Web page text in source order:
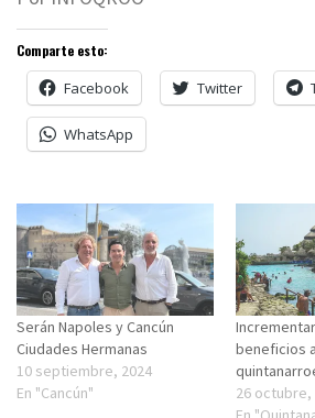
Comparte esto:
Facebook Twitter
WhatsApp
Serán Napoles y Cancún
Ciudades Hermanas
10 septiembre, 2024
En "Cancún"
beneficios a
26 octubre,